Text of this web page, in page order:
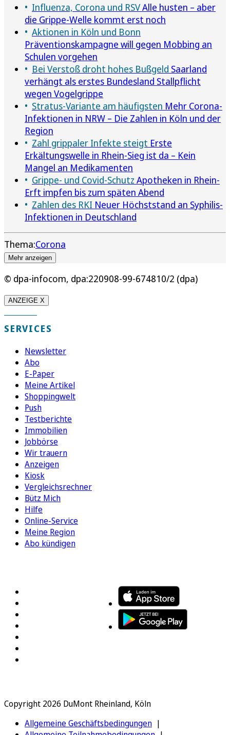
Influenza, Corona und RSVAlle husten – aber
die Grippe-Welle kommt erst noch
Aktionen in Köln und Bonn
Präventionskampagne will gegen Mobbing an
Schulen vorgehen
Bei Verstoß droht hohes Bußgeld Saarland
verhängt als erstes Bundesland Stallpflicht
wegen Vogelgrippe
Stratus-Variante am häufigsten Mehr Corona-
Infektionen in NRW – Die Zahlen in Köln und der
Region
Zahl grippaler Infekte steigt Erste
Erkältungswelle in Rhein-Sieg ist da – Kein
Mangel an Medikamenten
Grippe- und Covid-Schutz Apotheken in Rhein-
Erft impfen bis zum späten Abend
Zahlen des RKI Neuer Höchststand an Syphilis-
Infektionen in Deutschland
Thema:Corona
Mehr anzeigen
© dpa-infocom, dpa:220908-99-674810/2 (dpa)
ANZEIGE X
SERVICES
Newsletter
Abo
E-Paper
Meine Artikel
Shoppingwelt
Push
Testberichte
Immobilien
Jobbörse
Wir trauern
Anzeigen
Kiosk
Vergleichsrechner
Bütz Mich
Hilfe
Online-Service
Meine Region
Abo kündigen
Copyright 2026 DuMont Rheinland, Köln
Allgemeine Geschäftsbedingungen